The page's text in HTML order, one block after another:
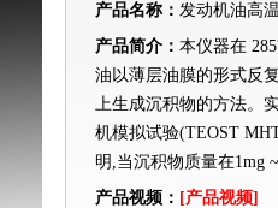
产品名称： 发动机油高
产品简介： 本仪器在
油以薄层油膜的形式反
上生成沉积物的方法。
机模拟试验(TEOST
明,当沉积物质量在1mg
产品视频： [产品视频]